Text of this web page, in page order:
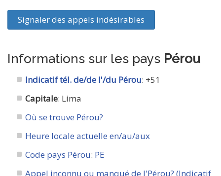
Signaler des appels indésirables
Informations sur les pays Pérou
Indicatif tél. de/de l'/du Pérou: +51
Capitale: Lima
Où se trouve Pérou?
Heure locale actuelle en/au/aux
Code pays Pérou: PE
Appel inconnu ou manqué de l'Pérou? (Indicatif